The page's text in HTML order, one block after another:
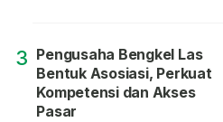
3 Pengusaha Bengkel Las
Bentuk Asosiasi, Perkuat
Kompetensi dan Akses
Pasar